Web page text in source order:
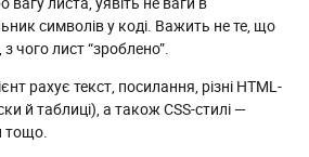
символів у коді. Важить не те, що
чого лист “зроблено”.
рахує текст, посилання, різні HTML-
й таблиці), а також CSS-стилі —
тощо.